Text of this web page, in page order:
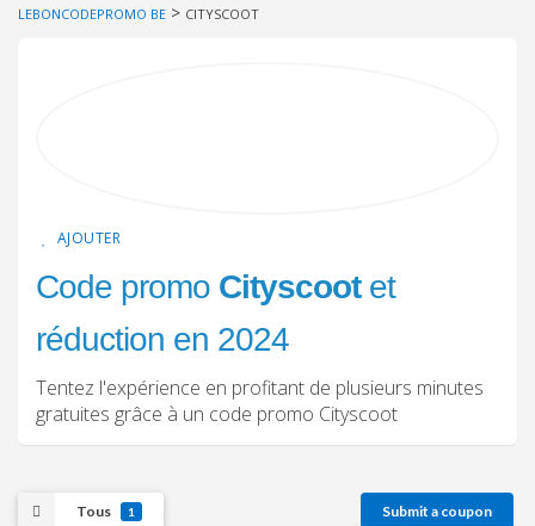
LEBONCODEPROMO BE > CITYSCOOT
AJOUTER
Code promo Cityscootet
réduction en 2024
Tentez l'expérience en profitant de plusieurs minutes
gratuites grâce à un code promo Cityscoot
Tous 1 Submit a coupon